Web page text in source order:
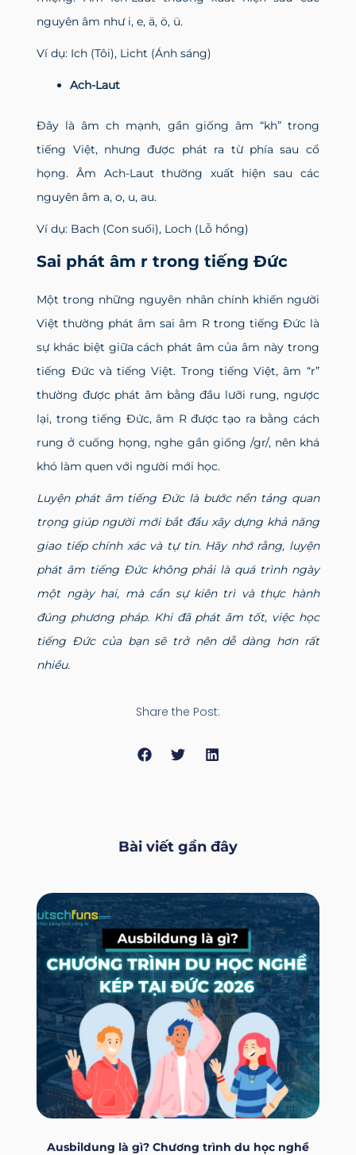
nguyên âm như i, e, ä, ö, ü.
Ví dụ: Ich (Tôi), Licht (Ánh sáng)
Ach-Laut
Đây là âm ch mạnh, gần giống âm “kh” trong
tiếng Việt, nhưng được phát ra từ phía sau cổ
họng. Âm Ach-Laut thường xuất hiện sau các
nguyên âm a, o, u, au.
Ví dụ: Bach (Con suối), Loch (Lỗ hổng)
Sai phát âm r trong tiếng Đức
Một trong những nguyên nhân chính khiến người
Việt thường phát âm sai âm R trong tiếng Đức là
sự khác biệt giữa cách phát âm của âm này trong
tiếng Đức và tiếng Việt. Trong tiếng Việt, âm “r”
thường được phát âm bằng đầu lưỡi rung, ngược
lại, trong tiếng Đức, âm R được tạo ra bằng cách
rung ở cuống họng, nghe gần giống /gr/, nên khá
khó làm quen với người mới học.
Luyện phát âm tiếng Đức là bước nền tảng quan
trọng giúp người mới bắt đầu xây dựng khả năng
giao tiếp chính xác và tự tin. Hãy nhớ rằng, luyện
phát âm tiếng Đức không phải là quá trình ngày
một ngày hai, mà cần sự kiên trì và thực hành
đúng phương pháp. Khi đã phát âm tốt, việc học
tiếng Đức của bạn sẽ trở nên dễ dàng hơn rất
nhiều.
Share the Post:
Bài viết gần đây
Ausbildung là gì? Chương trình du học nghề